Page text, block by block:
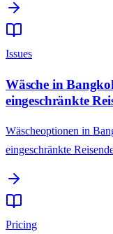
Issues
Wäsche in
eingeschränkte
Wäscheoptionen in
eingeschränkte
Pricing